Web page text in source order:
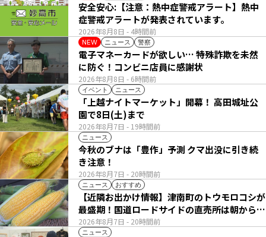
2026年8月8日 - 4時間前
安全安心:【注意：熱中症警戒アラート】熱中
症警戒アラートが発表されています。
NEW ニュース 警察
2026年8月8日 - 6時間前
電子マネーカードが欲しい… 特殊詐欺を未然
に防ぐ！コンビニ店員に感謝状
イベント ニュース
2026年8月7日 - 19時間前
「上越ナイトマーケット」開幕！ 高田城址公
園で8日(土)まで
ニュース
2026年8月7日 - 20時間前
今秋のブナは「豊作」予測 クマ出没に引き続
き注意！
ニュース おすすめ
2026年8月7日 - 20時間前
【近隣お出かけ情報】津南町のトウモロコシが
最盛期！国道ロードサイドの直売所は朝から長
い列
ニュース